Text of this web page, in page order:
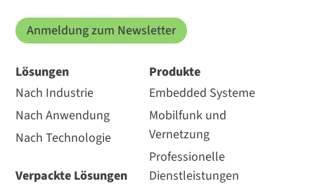
Anmeldung zum Newsletter
Lösungen
Nach Industrie
Nach Anwendung
Nach Technologie
Verpackte Lösungen
Produkte
Embedded Systeme
Mobilfunk und
Vernetzung
Professionelle
Dienstleistungen